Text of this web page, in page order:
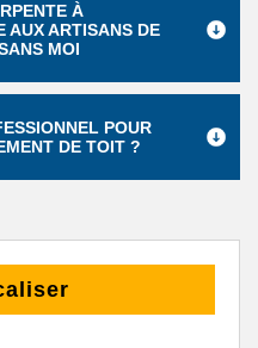
À
AUX ARTISANS DE
MOI
POUR
DE TOIT ?